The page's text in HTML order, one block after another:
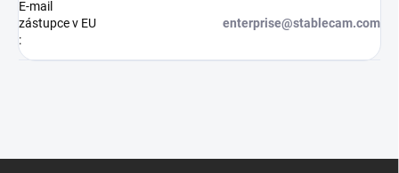
E-mail
zástupce v EU
:
enterprise@stablecam.com